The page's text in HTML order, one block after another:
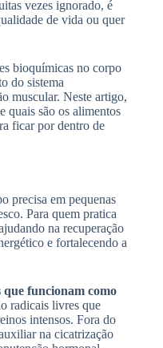
vezes ignorado, é
de vida ou quer
bioquímicas no corpo
do sistema
muscular. Neste artigo,
quais são os alimentos
ficar por dentro de
precisa em pequenas
Para quem pratica
na recuperação
e fortalecendo a
que funcionam como
radicais livres que
intensos. Fora do
na cicatrização